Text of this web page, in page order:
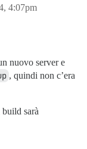
4:07pm
nuovo server e
, quindi non c’era
sarà